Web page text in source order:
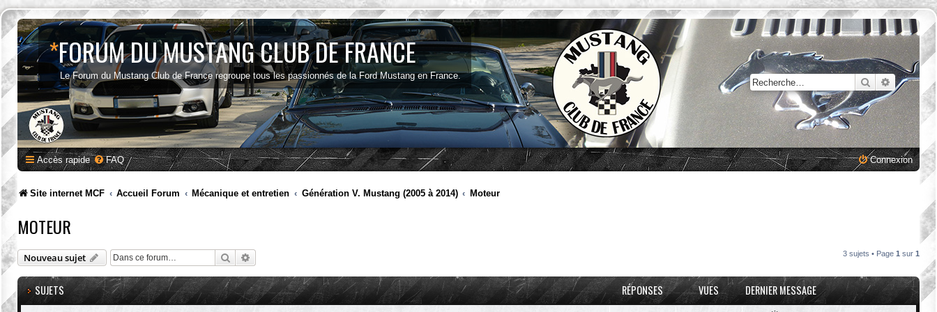
*FORUM DU MUSTANG CLUB DE FRANCE
Le Forum du Mustang Club de France regroupe tous les passionnés de la Ford Mustang en France. Rechercher
Accès rapide FAQ Connexion
Site internet MCF Accueil Forum Mécanique et entretien Génération V. Mustang (2005 à 2014) Moteur
MOTEUR
Nouveau sujet Rechercher 3 sujets • Page 1 sur 1
SUJETS RÉPONSES VUES DERNIER MESSAGE